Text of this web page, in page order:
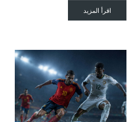
اقرأ المزيد